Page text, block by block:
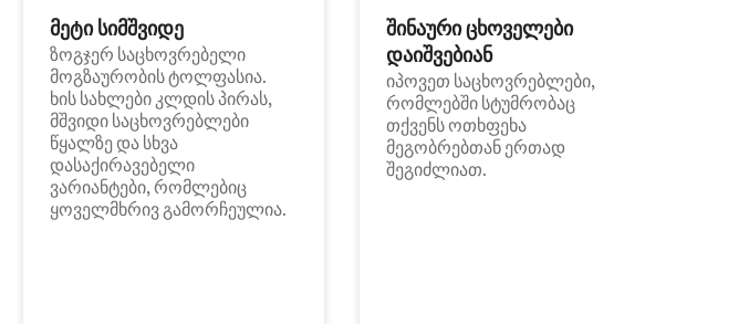
მეტი სიმშვიდე
ზოგჯერ საცხოვრებელი
მოგზაურობის ტოლფასია.
ხის სახლები კლდის პირას,
მშვიდი საცხოვრებლები
წყალზე და სხვა
დასაქირავებელი
ვარიანტები, რომლებიც
ყოველმხრივ გამორჩეულია.
შინაური ცხოველები
დაიშვებიან
იპოვეთ საცხოვრებლები,
რომლებში სტუმრობაც
თქვენს ოთხფეხა
მეგობრებთან ერთად
შეგიძლიათ.